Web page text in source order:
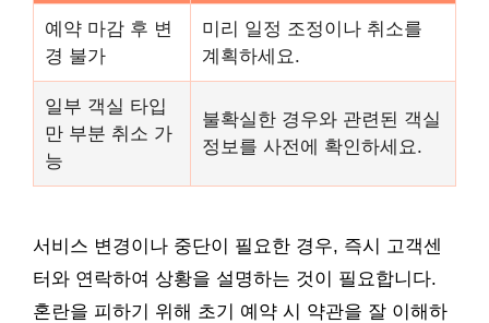
예약 마감 후 변
경 불가
미리 일정 조정이나 취소를
계획하세요.
일부 객실 타입
만 부분 취소 가
능
불확실한 경우와 관련된 객실
정보를 사전에 확인하세요.
서비스 변경이나 중단이 필요한 경우, 즉시 고객센
터와 연락하여 상황을 설명하는 것이 필요합니다.
혼란을 피하기 위해 초기 예약 시 약관을 잘 이해하